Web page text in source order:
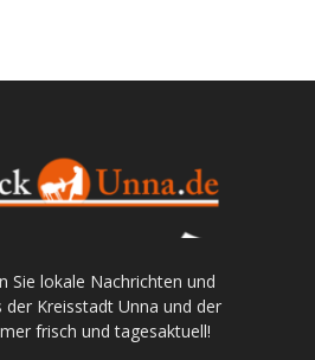
Sie lokale Nachrichten und
der Kreisstadt Unna und der
frisch und tagesaktuell!